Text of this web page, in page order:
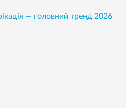
— головний тренд 2026